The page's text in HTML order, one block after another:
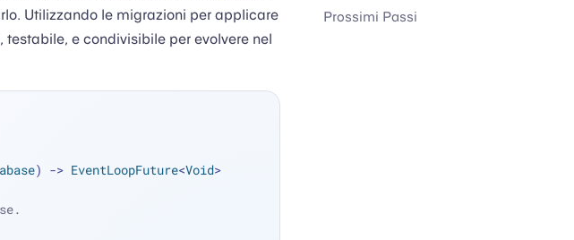
Utilizzando le migrazioni per applicare
e condivisibile per evolvere nel
) -> EventLoopFuture<Void>
Prossimi Passi